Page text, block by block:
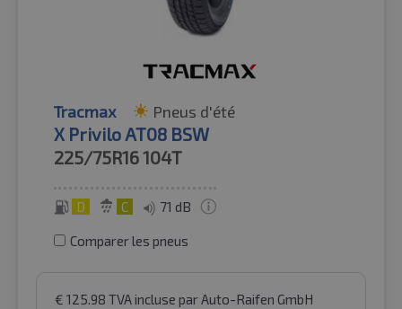
Tracmax Pneus d'été
X Privilo AT08 BSW
225/75R16104T
D C 71 dB
Comparer les pneus
€ 125.98 TVA incluse par Auto-Raifen GmbH